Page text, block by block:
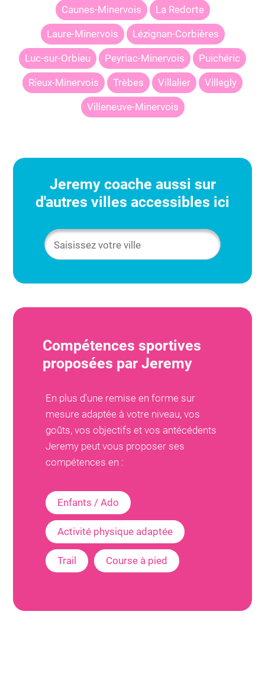
Caunes-Minervois La Redorte
Laure-Minervois Lézignan-Corbières
Luc-sur-Orbieu Peyriac-Minervois Puichéric
Rieux-Minervois Trèbes Villalier Villegly
Villeneuve-Minervois
Jeremycoache aussi sur
d'autres villes accessibles ici
Compétences sportives
proposées parJeremy
En plus d'une remise en forme sur
mesure adaptée à votre niveau, vos
goûts, vos objectifs et vos antécédents
Jeremy peut vous proposer ses
compétences en :
Enfants / Ado
Activité physique adaptée
Trail Course à pied